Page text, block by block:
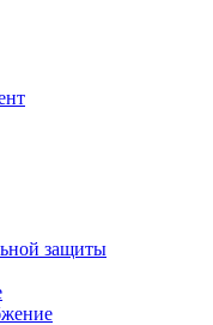
защиты